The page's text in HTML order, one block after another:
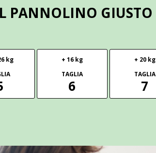
PANNOLINO GIUSTO
kg
+ 16 kg
TAGLIA
6
+ 20 kg
TAGLIA
7